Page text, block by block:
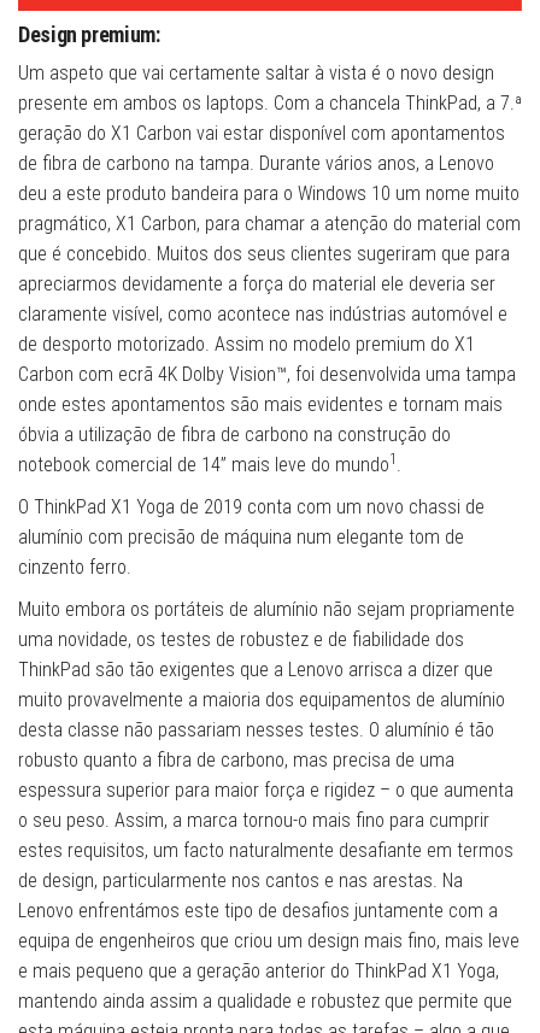
Design premium:
Um aspeto que vai certamente saltar à vista é o novo design
presente em ambos os laptops. Com a chancela ThinkPad, a 7.ª
geração do X1 Carbon vai estar disponível com apontamentos
de fibra de carbono na tampa. Durante vários anos, a Lenovo
deu a este produto bandeira para o Windows 10 um nome muito
pragmático, X1 Carbon, para chamar a atenção do material com
que é concebido. Muitos dos seus clientes sugeriram que para
apreciarmos devidamente a força do material ele deveria ser
claramente visível, como acontece nas indústrias automóvel e
de desporto motorizado. Assim no modelo premium do X1
Carbon com ecrã 4K Dolby Vision™, foi desenvolvida uma tampa
onde estes apontamentos são mais evidentes e tornam mais
óbvia a utilização de fibra de carbono na construção do
notebook comercial de 14” mais leve do mundo1 .
O ThinkPad X1 Yoga de 2019 conta com um novo chassi de
alumínio com precisão de máquina num elegante tom de
cinzento ferro.
Muito embora os portáteis de alumínio não sejam propriamente
uma novidade, os testes de robustez e de fiabilidade dos
ThinkPad são tão exigentes que a Lenovo arrisca a dizer que
muito provavelmente a maioria dos equipamentos de alumínio
desta classe não passariam nesses testes. O alumínio é tão
robusto quanto a fibra de carbono, mas precisa de uma
espessura superior para maior força e rigidez – o que aumenta
o seu peso. Assim, a marca tornou-o mais fino para cumprir
estes requisitos, um facto naturalmente desafiante em termos
de design, particularmente nos cantos e nas arestas. Na
Lenovo enfrentámos este tipo de desafios juntamente com a
equipa de engenheiros que criou um design mais fino, mais leve
e mais pequeno que a geração anterior do ThinkPad X1 Yoga,
mantendo ainda assim a qualidade e robustez que permite que